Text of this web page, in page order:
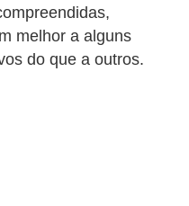
melhor a alguns
do que a outros.